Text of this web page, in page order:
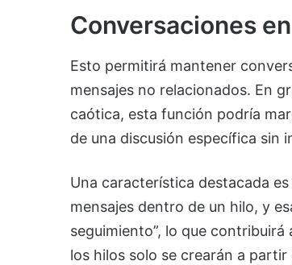
Conversaciones
Esto permitirá mantener
mensajes no relacionados. En
caótica, esta función podría
de una discusión específica sin
Una característica destacada
mensajes dentro de un hilo, y
seguimiento”, lo que
los hilos solo se crearán a